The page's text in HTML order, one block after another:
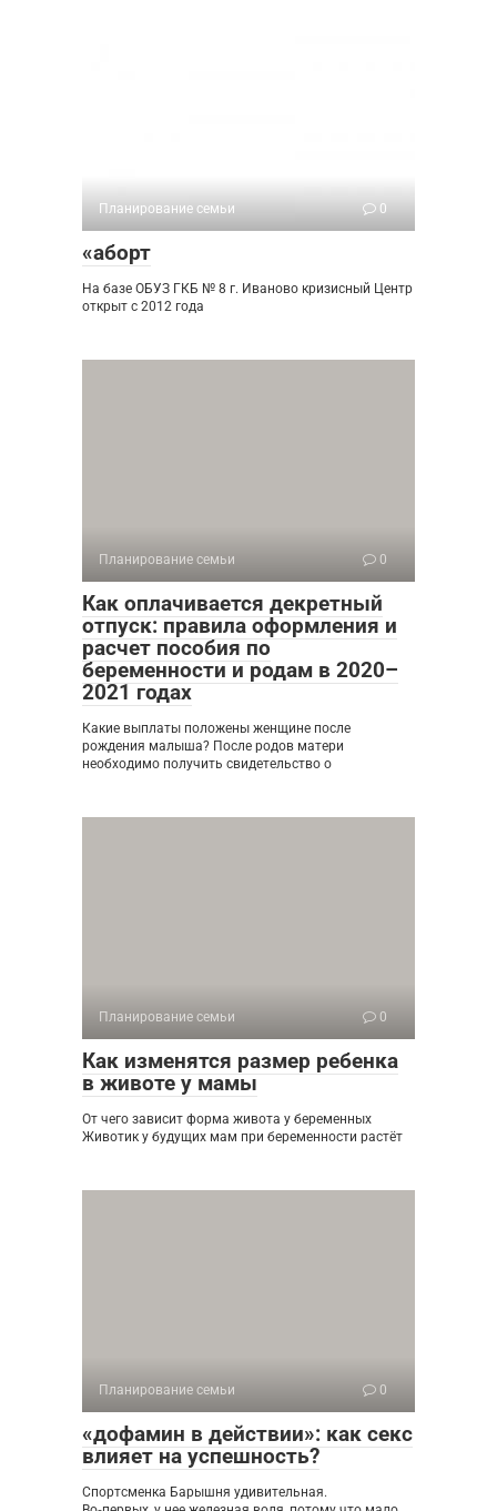
Планирование семьи 0
«аборт
На базе ОБУЗ ГКБ № 8 г. Иваново кризисный Центр
открыт с 2012 года
Планирование семьи 0
Как оплачивается декретный
отпуск: правила оформления и
расчет пособия по
беременности и родам в 2020–
2021 годах
Какие выплаты положены женщине после
рождения малыша? После родов матери
необходимо получить свидетельство о
Планирование семьи 0
Как изменятся размер ребенка
в животе у мамы
От чего зависит форма живота у беременных
Животик у будущих мам при беременности растёт
Планирование семьи 0
«дофамин в действии»: как секс
влияет на успешность?
Спортсменка Барышня удивительная.